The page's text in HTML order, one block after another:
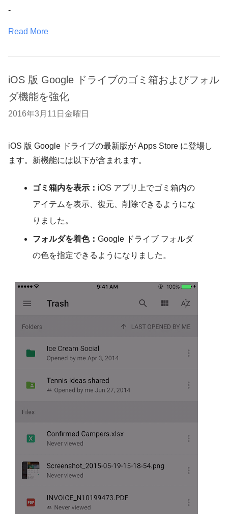
-
Read More
iOS 版 Google ドライブのゴミ箱およびフォル
ダ機能を強化
2016年3月11日金曜日
iOS 版 Google ドライブの最新版が Apps Store に登場し
ます。新機能には以下が含まれます。
ゴミ箱内を表示： iOS アプリ上でゴミ箱内の
アイテムを表示、復元、削除できるようにな
りました。
フォルダを着色： Google ドライブ フォルダ
の色を指定できるようになりました。